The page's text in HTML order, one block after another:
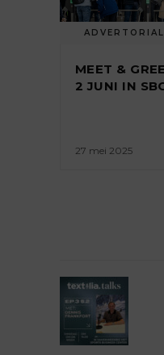
ADVERTORIAL
MEET &
2 JUNI IN
27 mei 2025